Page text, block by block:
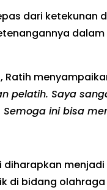
dari ketekunan
Ratih
pelatih. Saya
Semoga ini bisa
diharapkan
di bidang